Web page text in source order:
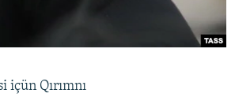
Qırımnı